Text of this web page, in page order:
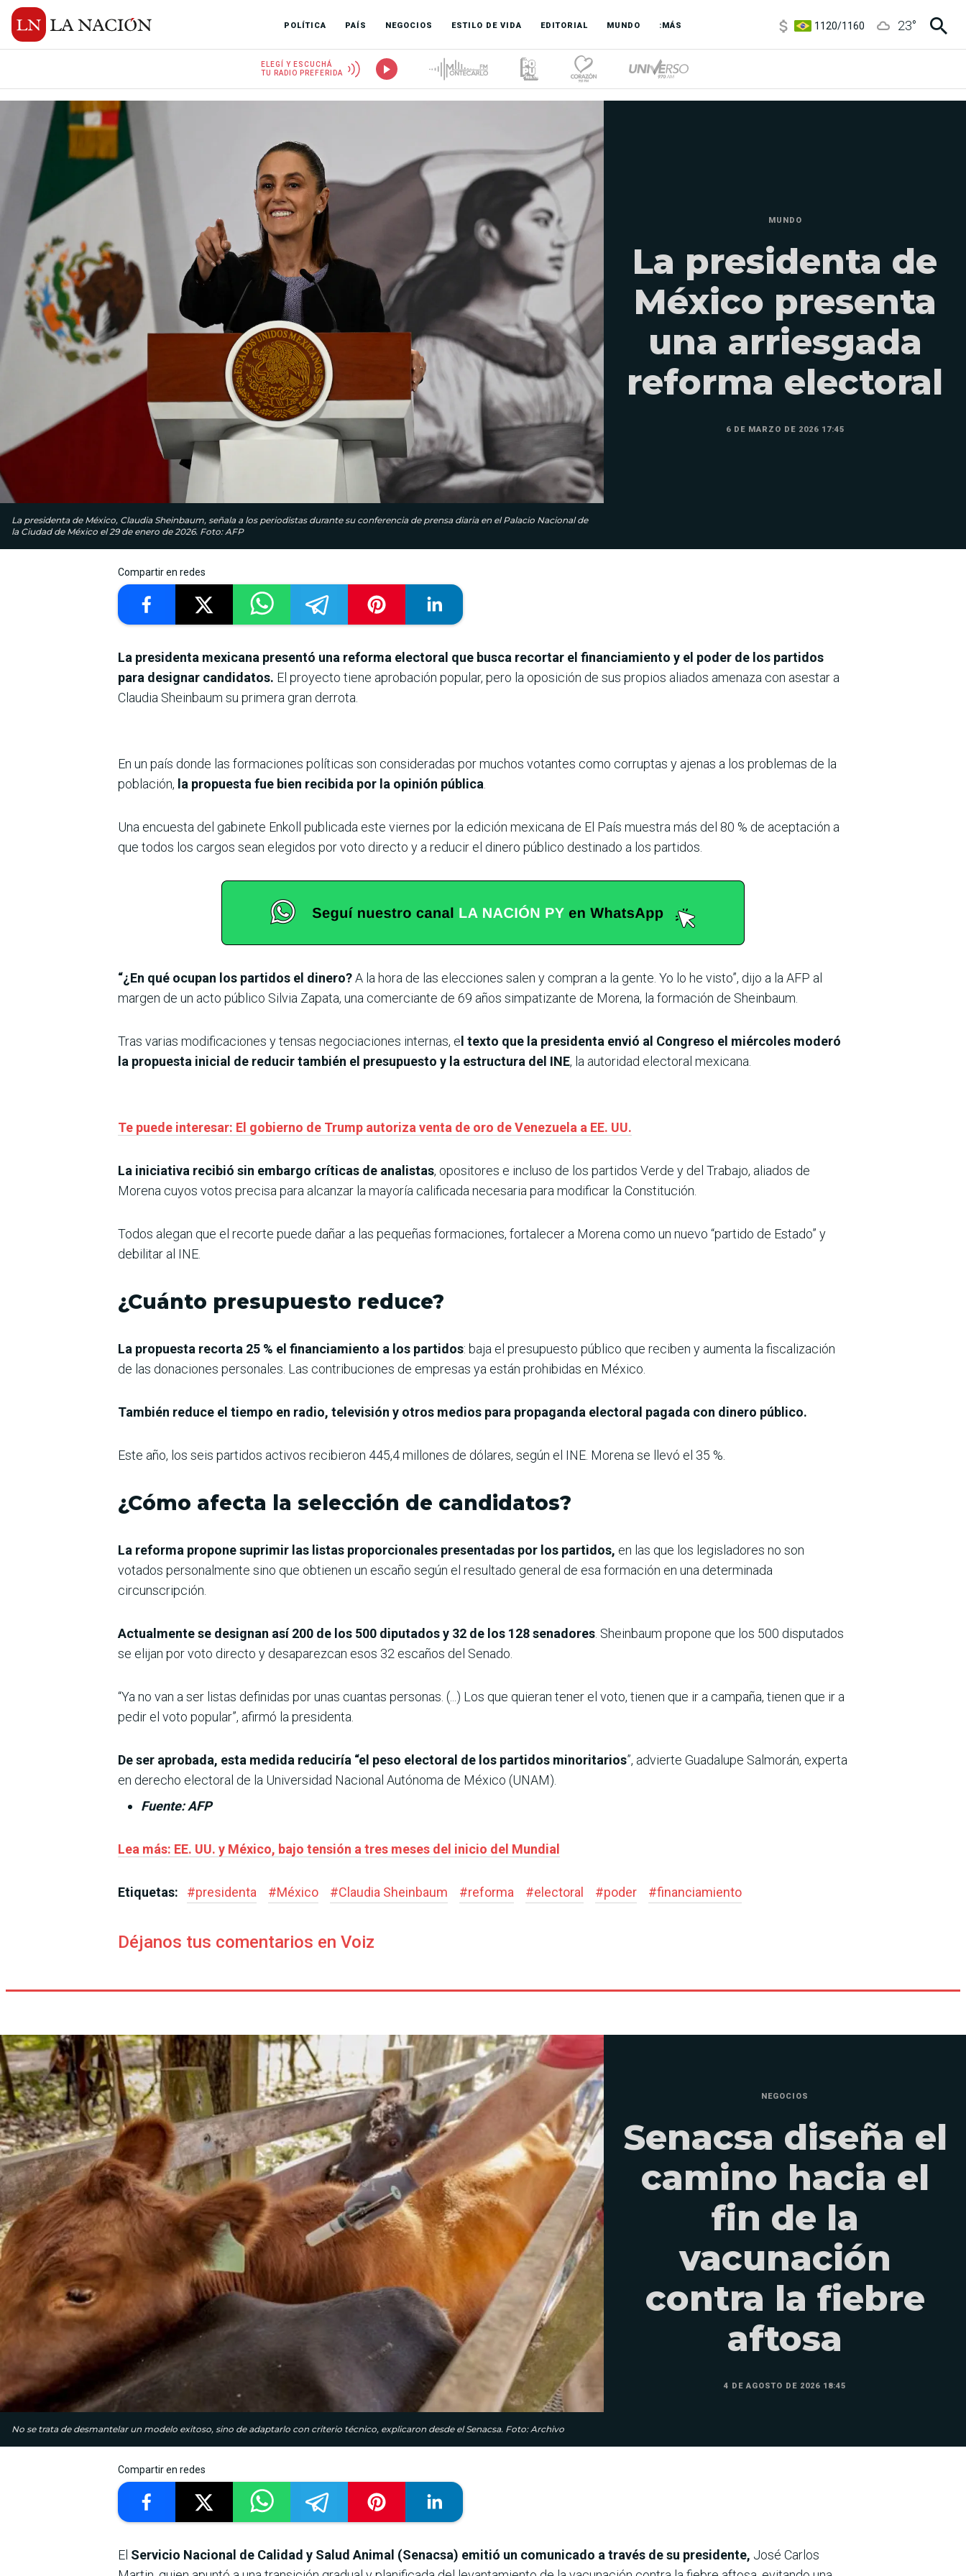
POLÍTICA PAÍS NEGOCIOS ESTILO DE VIDA EDITORIAL MUNDO :MÁS
3,6/3,9
6850/7200
23°
ELEGÍ Y ESCUCHÁ
TU RADIO PREFERIDA
La presidenta de México, Claudia Sheinbaum, señala a los periodistas durante su conferencia de prensa diaria en el Palacio Nacional de
la Ciudad de México el 29 de enero de 2026. Foto: AFP
MUNDO
La presidenta de
México presenta
una arriesgada
reforma electoral
6 DE MARZO DE 2026 17:45
Compartir en redes
La presidenta mexicana presentó una reforma electoral que busca recortar el financiamiento y el poder de los partidos
para designar candidatos. El proyecto tiene aprobación popular, pero la oposición de sus propios aliados amenaza con asestar a
Claudia Sheinbaum su primera gran derrota.
En un país donde las formaciones políticas son consideradas por muchos votantes como corruptas y ajenas a los problemas de la
población, la propuesta fue bien recibida por la opinión pública
Una encuesta del gabinete Enkoll publicada este viernes por la edición mexicana de El País muestra más del 80 % de aceptación a
que todos los cargos sean elegidos por voto directo y a reducir el dinero público destinado a los partidos.
“¿En qué ocupan los partidos el dinero?A la hora de las elecciones salen y compran a la gente. Yo lo he visto”, dijo a la AFP al
margen de un acto público Silvia Zapata, una comerciante de 69 años simpatizante de Morena, la formación de Sheinbaum.
Tras varias modificaciones y tensas negociaciones internas, el texto que la presidenta envió al Congreso el miércoles moderó
la propuesta inicial de reducir también el presupuesto y la estructura del INE, la autoridad electoral mexicana.
Te puede interesar: El gobierno de Trump autoriza venta de oro de Venezuela a EE. UU.
La iniciativa recibió sin embargo críticas de analistas, opositores e incluso de los partidos Verde y del Trabajo, aliados de
Morena cuyos votos precisa para alcanzar la mayoría calificada necesaria para modificar la Constitución.
Todos alegan que el recorte puede dañar a las pequeñas formaciones, fortalecer a Morena como un nuevo “partido de Estado” y
debilitar al INE.
¿Cuánto presupuesto reduce?
La propuesta recorta 25 % el financiamiento a los partidos: baja el presupuesto público que reciben y aumenta la fiscalización
de las donaciones personales. Las contribuciones de empresas ya están prohibidas en México.
También reduce el tiempo en radio, televisión y otros medios para propaganda electoral pagada con dinero público.
Este año, los seis partidos activos recibieron 445,4 millones de dólares, según el INE. Morena se llevó el 35 %.
¿Cómo afecta la selección de candidatos?
La reforma propone suprimir las listas proporcionales presentadas por los partidos, en las que los legisladores no son
votados personalmente sino que obtienen un escaño según el resultado general de esa formación en una determinada
circunscripción.
Actualmente se designan así 200 de los 500 diputados y 32 de los 128 senadores . Sheinbaum propone que los 500 disputados
se elijan por voto directo y desaparezcan esos 32 escaños del Senado.
“Ya no van a ser listas definidas por unas cuantas personas. (...) Los que quieran tener el voto, tienen que ir a campaña, tienen que ir a
pedir el voto popular”, afirmó la presidenta.
De ser aprobada, esta medida reduciría “el peso electoral de los partidos minoritarios”, advierte Guadalupe Salmorán, experta
en derecho electoral de la Universidad Nacional Autónoma de México (UNAM).
Fuente: AFP
Lea más: EE. UU. y México, bajo tensión a tres meses del inicio del Mundial
Etiquetas: #presidenta #México #Claudia Sheinbaum #reforma #electoral #poder #financiamiento
Déjanos tus comentarios en Voiz
No se trata de desmantelar un modelo exitoso, sino de adaptarlo con criterio técnico, explicaron desde el Senacsa. Foto: Archivo
NEGOCIOS
Senacsa diseña el
camino hacia el
fin de la
vacunación
contra la fiebre
aftosa
4 DE AGOSTO DE 2026 18:45
Compartir en redes
El Servicio Nacional de Calidad y Salud Animal (Senacsa) emitió un comunicado a través de su presidente, José Carlos